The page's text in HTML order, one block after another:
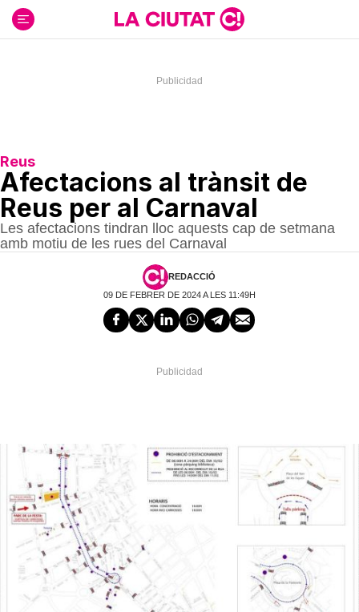
contenido
Reus
Afectacions al trànsit de
Reus per al Carnaval
Les afectacions tindran lloc aquests cap de setmana
amb motiu de les rues del Carnaval
REDACCIÓ
09 DE FEBRER DE 2024 A LES 11:49H